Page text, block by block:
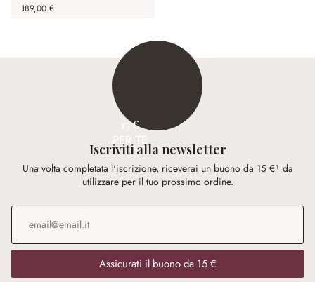
189,00 €
15 €
PER TE
Iscriviti alla newsletter
Una volta completata l'iscrizione, riceverai un buono da 15 €¹ da
utilizzare per il tuo prossimo ordine.
Indirizzo e-mail
Assicurati il buono da 15 €